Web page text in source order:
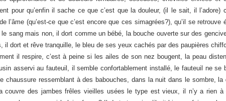
pour qu’enfin il sache ce que c’est que la douleur, (il le sait, il l’adore)
l’âme (qu’est-ce que c’est encore que ces simagrées?), qu’il se retrouve
sang mais non, il dort comme un bébé, la bouche ouverte sur des
il dort et rêve tranquille, le bleu de ses yeux cachés par des paupières
il respire, c’est à peine si les ailes de son nez bougent, la peau
asservi au fauteuil, il semble confortablement installé, le fauteuil ne se
chaussure ressemblant à des babouches, dans la nuit dans le sombre, la
couvre des jambes frêles vieilles usées le type est vieux, il n’y a rien à